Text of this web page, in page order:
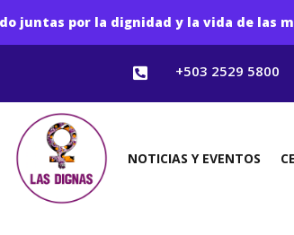
juntas por la dignidad y la vida de las
 +503 2529 5800
NOTICIAS Y EVENTOS